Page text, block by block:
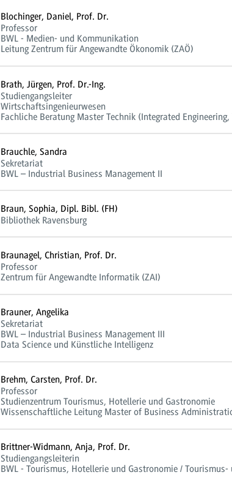
Blochinger, Daniel, Prof. Dr.
Professor
BWL - Medien- und Kommunikation
Leitung Zentrum für Angewandte Ökonomik (ZAÖ)
Brath, Jürgen, Prof. Dr.-Ing.
Studiengangsleiter
Wirtschaftsingenieurwesen
Fachliche Beratung Master Technik (Integrated
Brauchle, Sandra
Sekretariat
BWL – Industrial Business Management II
Braun, Sophia, Dipl. Bibl. (FH)
Bibliothek Ravensburg
Braunagel, Christian, Prof. Dr.
Professor
Zentrum für Angewandte Informatik (ZAI)
Brauner, Angelika
Sekretariat
BWL – Industrial Business Management III
Data Science und Künstliche Intelligenz
Brehm, Carsten, Prof. Dr.
Professor
Studienzentrum Tourismus, Hotellerie und Gastronomie
Wissenschaftliche Leitung Master of Business
Brittner-Widmann, Anja, Prof. Dr.
Studiengangsleiterin
BWL - Tourismus, Hotellerie und Gastronomie /